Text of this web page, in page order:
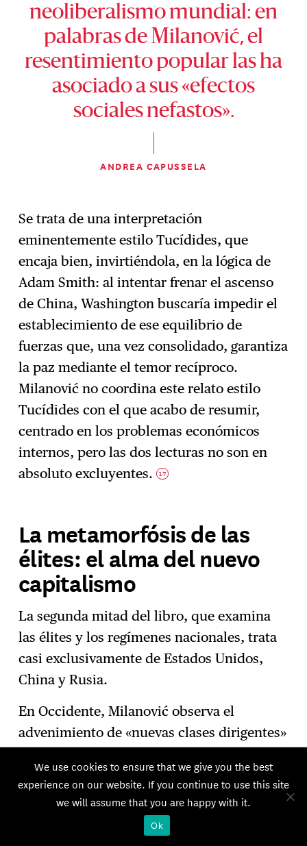
neoliberalismo mundial: en
palabras de Milanović, el
resentimiento popular las ha
asociado a sus «efectos
sociales nefastos».
ANDREA CAPUSSELA
Se trata de una interpretación
eminentemente estilo Tucídides, que
encaja bien, invirtiéndola, en la lógica de
Adam Smith: al intentar frenar el ascenso
de China, Washington buscaría impedir el
establecimiento de ese equilibrio de
fuerzas que, una vez consolidado, garantiza
la paz mediante el temor recíproco.
Milanović no coordina este relato estilo
Tucídides con el que acabo de resumir,
centrado en los problemas económicos
internos, pero las dos lecturas no son en
absoluto excluyentes.17
La metamorfósis de las
élites: el alma del nuevo
capitalismo
La segunda mitad del libro, que examina
las élites y los regímenes nacionales, trata
casi exclusivamente de Estados Unidos,
China y Rusia.
En Occidente, Milanović observa el
advenimiento de «nuevas clases dirigentes»
quienes son ricos gracias al capital que
poseen o a los salarios que perciben, se ha
extendido una figura casi desconocida en el
capitalismo clásico: la de las personas que
We use cookies to ensure that we give you the best
experience on our website. If you continue to use this site
we will assume that you are happy with it.
Ok